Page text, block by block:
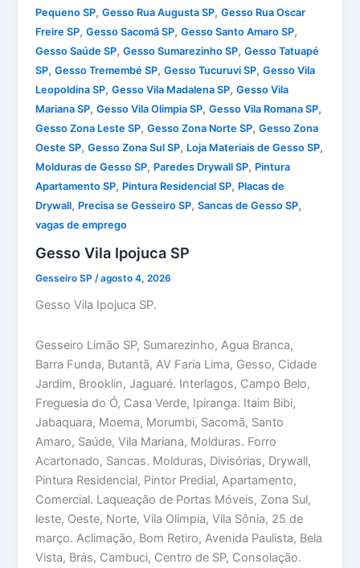
Pequeno SP,Gesso Rua Augusta SP,Gesso Rua Oscar
Freire SP,Gesso Sacomã SP,Gesso Santo Amaro SP,
Gesso Saúde SP,Gesso Sumarezinho SP,Gesso Tatuapé
SP,Gesso Tremembé SP,Gesso Tucuruvi SP,Gesso Vila
Leopoldina SP,Gesso Vila Madalena SP,Gesso Vila
Mariana SP,Gesso Vila Olimpia SP,Gesso Vila Romana SP,
Gesso Zona Leste SP,Gesso Zona Norte SP,Gesso Zona
Oeste SP,Gesso Zona Sul SP, Loja Materiais de Gesso SP,
Molduras de Gesso SP, Paredes Drywall SP, Pintura
Apartamento SP, Pintura Residencial SP, Placas de
Drywall, Precisa se Gesseiro SP,Sancas de Gesso SP,
vagas de emprego
Gesso Vila Ipojuca SP
Gesseiro SP/agosto 4, 2026
Gesso Vila Ipojuca SP.
Gesseiro Limão SP, Sumarezinho, Agua Branca,
Barra Funda, Butantã, AV Faria Lima, Gesso, Cidade
Jardim, Brooklin, Jaguaré. Interlagos, Campo Belo,
Freguesia do Ó, Casa Verde, Ipiranga. Itaim Bibi,
Jabaquara, Moema, Morumbi, Sacomã, Santo
Amaro, Saúde, Vila Mariana, Molduras. Forro
Acartonado, Sancas. Molduras, Divisórias, Drywall,
Pintura Residencial, Pintor Predial, Apartamento,
Comercial. Laqueação de Portas Móveis, Zona Sul,
leste, Oeste, Norte, Vila Olimpia, Vila Sônia, 25 de
março. Aclimação, Bom Retiro, Avenida Paulista, Bela
Vista, Brás, Cambuci, Centro de SP, Consolação.